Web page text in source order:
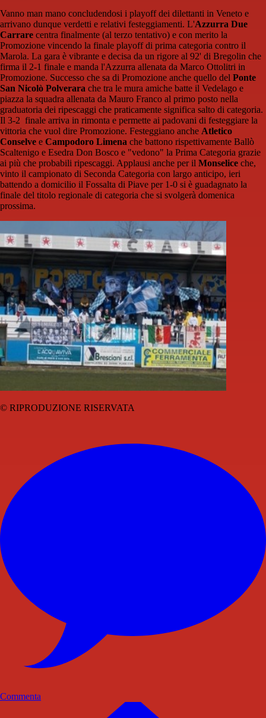
Vanno man mano concludendosi i playoff dei dilettanti in Veneto e
arrivano dunque verdetti e relativi festeggiamenti. L'Azzurra Due
Carrare centra finalmente (al terzo tentativo) e con merito la
Promozione vincendo la finale playoff di prima categoria contro il
Marola. La gara è vibrante e decisa da un rigore al 92' di Bregolin che
firma il 2-1 finale e manda l'Azzurra allenata da Marco Ottolitri in
Promozione. Successo che sa di Promozione anche quello del Ponte
San Nicolò Polverara che tra le mura amiche batte il Vedelago e
piazza la squadra allenata da Mauro Franco al primo posto nella
graduatoria dei ripescaggi che praticamente significa salto di categoria.
Il 3-2 finale arriva in rimonta e permette ai padovani di festeggiare la
vittoria che vuol dire Promozione. Festeggiano anche Atletico
Conselve e Campodoro Limena che battono rispettivamente Ballò
Scaltenigo e Esedra Don Bosco e "vedono" la Prima Categoria grazie
ai più che probabili ripescaggi. Applausi anche per il Monselice che,
vinto il campionato di Seconda Categoria con largo anticipo, ieri
battendo a domicilio il Fossalta di Piave per 1-0 si è guadagnato la
finale del titolo regionale di categoria che si svolgerà domenica
prossima.
© RIPRODUZIONE RISERVATA
Commenta